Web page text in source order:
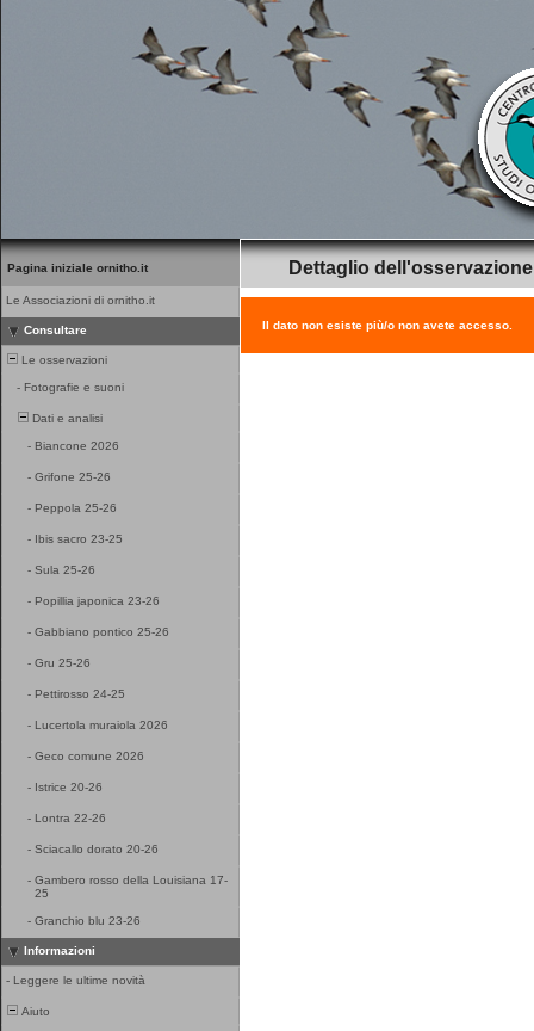
Pagina iniziale ornitho.it
Le Associazioni di ornitho.it
Consultare
Le osservazioni
- Fotografie e suoni
Dati e analisi
- Biancone 2026
- Grifone 25-26
- Peppola 25-26
- Ibis sacro 23-25
- Sula 25-26
- Popillia japonica 23-26
- Gabbiano pontico 25-26
- Gru 25-26
- Pettirosso 24-25
- Lucertola muraiola 2026
- Geco comune 2026
- Istrice 20-26
- Lontra 22-26
- Sciacallo dorato 20-26
- Gambero rosso della Louisiana 17-
25
- Granchio blu 23-26
Informazioni
- Leggere le ultime novità
Aiuto
Dettaglio dell'osservazione
Il dato non esiste più/o non avete accesso.